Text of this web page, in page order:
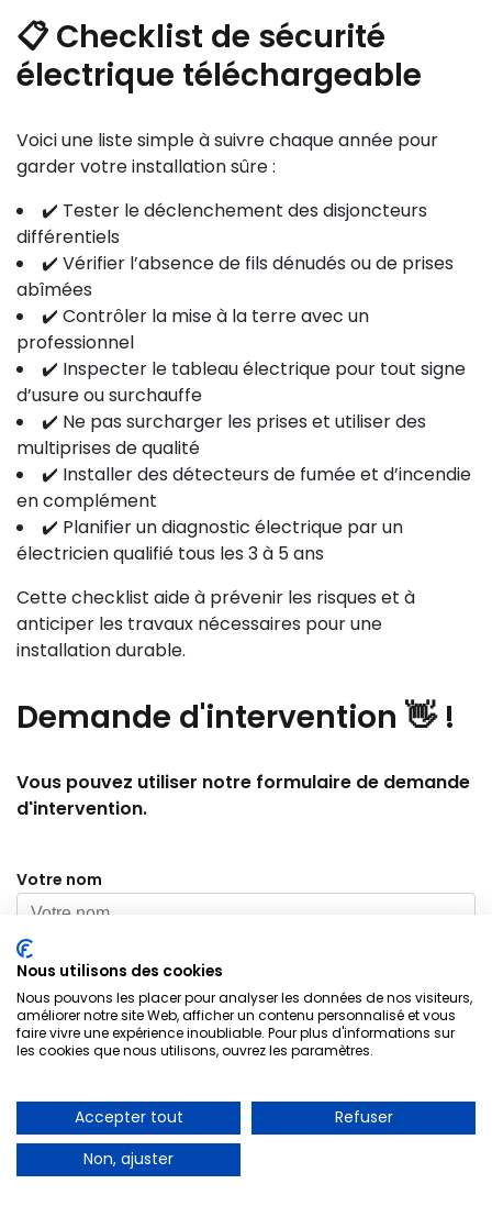
📋 Checklist de sécurité
électrique téléchargeable
Voici une liste simple à suivre chaque année pour
garder votre installation sûre :
✔️ Tester le déclenchement des disjoncteurs
différentiels
✔️ Vérifier l’absence de fils dénudés ou de prises
abîmées
✔️ Contrôler la mise à la terre avec un
professionnel
✔️ Inspecter le tableau électrique pour tout signe
d’usure ou surchauffe
✔️ Ne pas surcharger les prises et utiliser des
multiprises de qualité
✔️ Installer des détecteurs de fumée et d’incendie
en complément
✔️ Planifier un diagnostic électrique par un
électricien qualifié tous les 3 à 5 ans
Cette checklist aide à prévenir les risques et à
anticiper les travaux nécessaires pour une
installation durable.
Demande d'intervention 👋 !
Vous pouvez utiliser notre formulaire de demande
d'intervention.
Votre nom
Votre code postal
Objet de votre demande
Electricien Issy Les Moulineaux 92130
A PARTIR DE 30€
Dépannage d’urgence
Nous utilisons des cookies
Nous pouvons les placer pour analyser les données de nos visiteurs,
améliorer notre site Web, afficher un contenu personnalisé et vous
faire vivre une expérience inoubliable. Pour plus d'informations sur
les cookies que nous utilisons, ouvrez les paramètres.
Accepter tout
Refuser
Non, ajuster